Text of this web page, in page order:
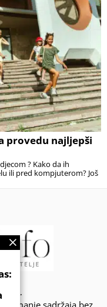
provedu najljepši
? Kako da ih
ili pred kompjuterom? Još